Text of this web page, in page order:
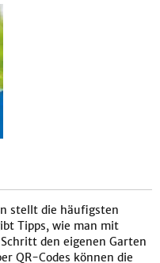
stellt die häufigsten
Tipps, wie man mit
den eigenen Garten
QR-Codes können die